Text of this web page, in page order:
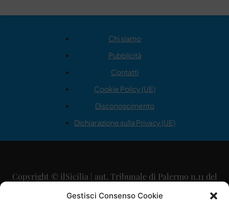
Gestisci Consenso Cookie
Chi siamo
Pubblicità
Contatti
Cookie Policy (UE)
Disconoscimento
Dichiarazione sulla Privacy (UE)
Copyright © ilSicilia | aut. Tribunale di Palermo n.11 del
29/09/2015